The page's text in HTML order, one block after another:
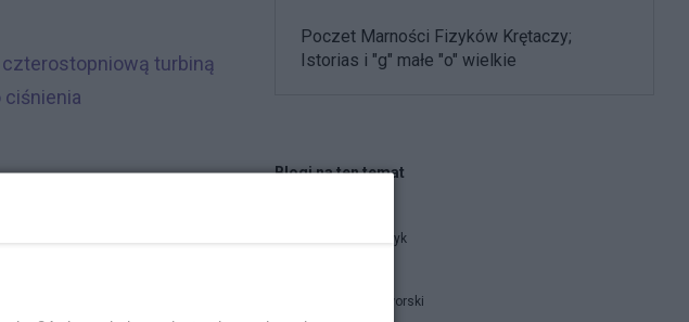
turbiną
bzdury-do-
Poczet Marności Fizyków Krętaczy;
Istorias i "g" małe "o" wielkie
Blogi na ten temat
Maciaszczyk
Michał Jaworski